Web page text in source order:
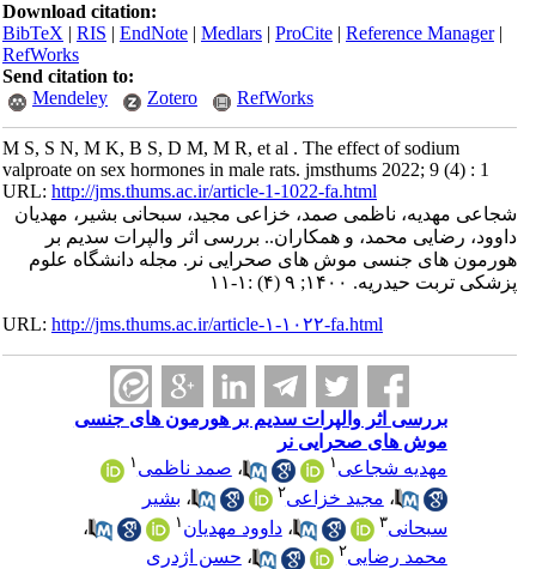
Download citation:
BibTeX|RIS|EndNote| Medlars| ProCite|Reference
RefWorks
Send citation to:
Mendeley
Zotero RefWorks
M S, S N, M K, B S, D M, M R, et al . The effect of sodium
valproate on sex hormones in male rats. jmsthums 2022; 9 (4)
URL:http://jms.thums.ac.ir/article-1-1022-fa.html
مهدیه، ناظمی صمد، خزاعی مجید، سبحانی بشیر، مهدیان
رضایی محمد، و همکاران.. بررسی اثر والپرات سدیم بر
های جنسی موش های صحرایی نر. مجله دانشگاه علوم
حیدریه. ۱۴۰۰; ۹ (۴) :۱-۱۱
URL:http://jms.thums.ac.ir/article-۱-۱۰۲۲-fa.html
بررسی اثر والپرات سدیم بر هورمون های جنسی
موش های صحرایی نر
مهدیه شجاعی
، صمد ناظمی۱
مجید خزاعی ، بشیر
، داوود مهدیان
،
محمد رضایی
، حسن اژدری